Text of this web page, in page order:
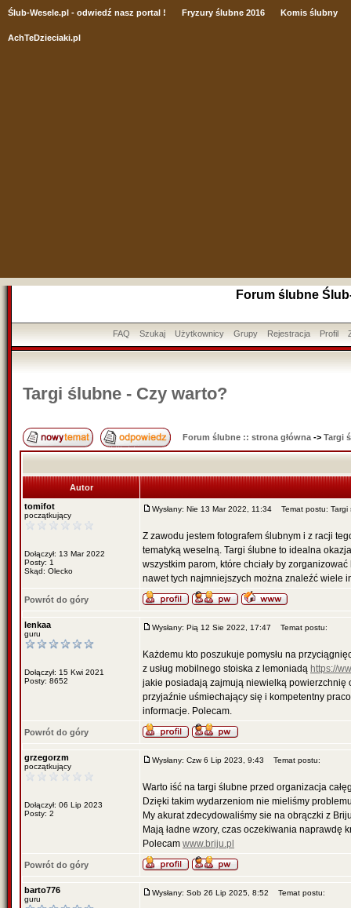
Ślub-Wesele.pl - odwiedź nasz portal ! Fryzury ślubne 2016 Komis ślubny
AchTeDzieciaki.pl
Forum ślubne
FAQ Szukaj Użytkownicy Grupy Rejestracja Profil
Targi ślubne - Czy warto?
Forum ślubne :: strona główna -> Targi
Autor
tomifot
początkujący
Dołączył: 13 Mar 2022
Posty: 1
Skąd: Olecko
Wysłany: Nie 13 Mar 2022, 11:34 Temat postu: Targi
Z zawodu jestem fotografem ślubnym i z racji
tematyką weselną. Targi ślubne to idealna
wszystkim parom, które chciały by
nawet tych najmniejszych można znaleźć wiele
Powrót do góry
lenkaa
guru
Dołączył: 15 Kwi 2021
Posty: 8652
Wysłany: Pią 12 Sie 2022, 17:47 Temat postu:
Każdemu kto poszukuje pomysłu na
z usług mobilnego stoiska z lemoniadą https://
jakie posiadają zajmują niewielką
przyjaźnie uśmiechający się i kompetentny
informacje. Polecam.
Powrót do góry
grzegorzm
początkujący
Dołączył: 06 Lip 2023
Posty: 2
Wysłany: Czw 6 Lip 2023, 9:43 Temat postu:
Warto iść na targi ślubne przed organizacja
Dzięki takim wydarzeniom nie mieliśmy
My akurat zdecydowaliśmy sie na obrączki z
Mają ładne wzory, czas oczekiwania naprawdę
Polecam www.briju.pl
Powrót do góry
barto776
guru
Wysłany: Sob 26 Lip 2025, 8:52 Temat postu: